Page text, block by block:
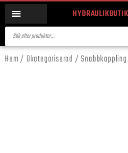
Hem/ Okategoriserad /